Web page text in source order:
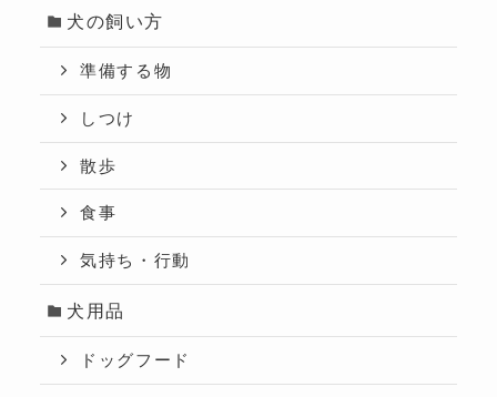
犬の飼い方
準備する物
しつけ
散歩
食事
気持ち・行動
犬用品
ドッグフード